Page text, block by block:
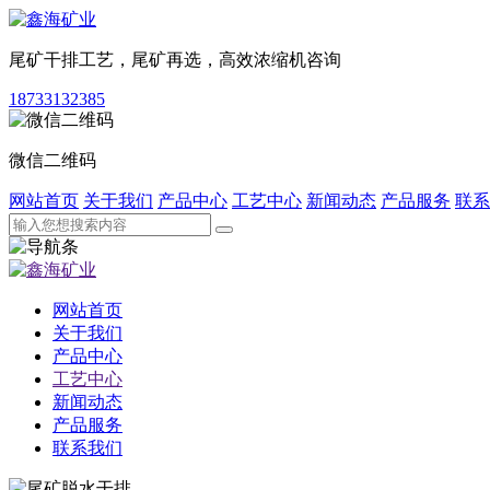
尾矿干排工艺，尾矿再选，高效浓缩机咨询
18733132385
微信二维码
网站首页 关于我们 产品中心 工艺中心 新闻动态 产品服务 联
网站首页
关于我们
产品中心
工艺中心
新闻动态
产品服务
联系我们